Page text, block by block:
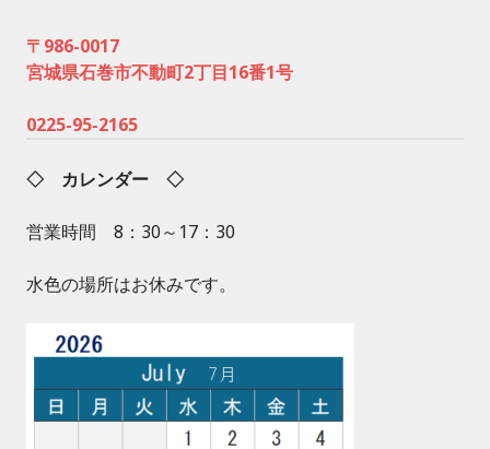
〒986-0017
宮城県石巻市不動町2丁目16番1号
0225-95-2165
◇ カレンダー ◇
営業時間 8：30～17：30
水色の場所はお休みです。